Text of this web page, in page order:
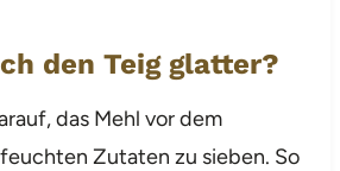
den Teig glatter?
das Mehl vor dem
Zutaten zu sieben. So